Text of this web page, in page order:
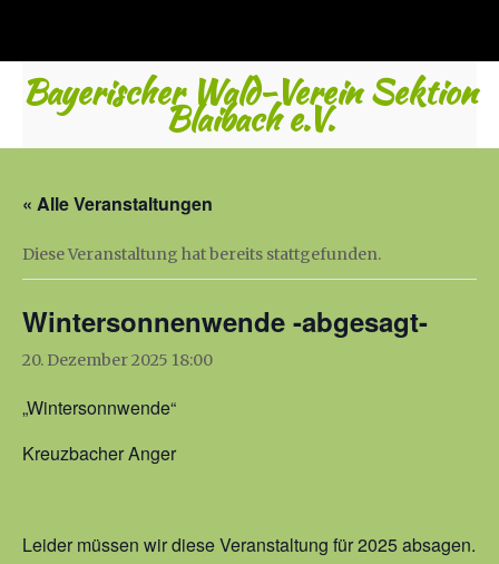
Bayerischer Wald-Verein Sektion
Blaibach e.V.
« Alle Veranstaltungen
Diese Veranstaltung hat bereits stattgefunden.
Wintersonnenwende -abgesagt-
20. Dezember 2025 18:00
„Wintersonnwende“
Kreuzbacher Anger
Leider müssen wir diese Veranstaltung für 2025 absagen.